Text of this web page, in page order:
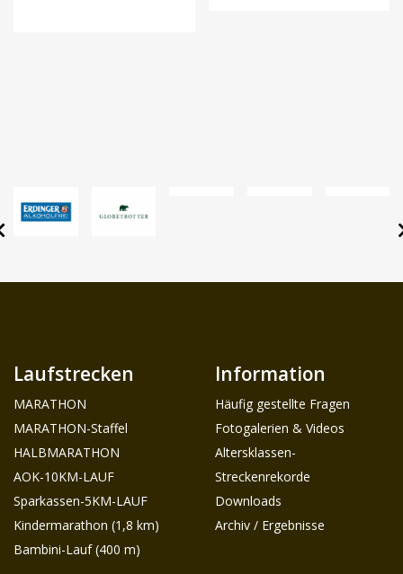
Laufstrecken
MARATHON
MARATHON-Staffel
HALBMARATHON
AOK-10KM-LAUF
Sparkassen-5KM-LAUF
Kindermarathon (1,8 km)
Bambini-Lauf (400 m)
Information
Häufig gestellte Fragen
Fotogalerien & Videos
Altersklassen-
Streckenrekorde
Downloads
Archiv / Ergebnisse